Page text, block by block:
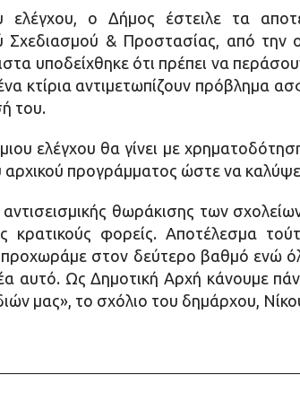
ο Δήμος έστειλε τα
Σχεδιασμού & Προστασίας, από
υποδείχθηκε ότι πρέπει να
κτίρια αντιμετωπίζουν πρόβλημα
του.
ελέγχου θα γίνει με
προγράμματος ώστε να
θωράκισης των
κρατικούς φορείς. Αποτέλεσμα
στον δεύτερο βαθμό ενώ
αυτό. Ως Δημοτική Αρχή κάνουμε
μας», το σχόλιο του δημάρχου,